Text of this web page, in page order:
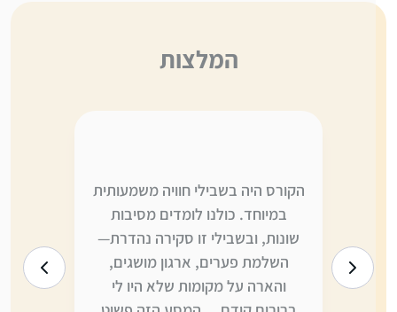
המלצות
הקורס היה בשבילי חוויה משמעותית
במיוחד. כולנו לומדים מסיבות
שונות, ובשבילי זו סקירה נהדרת—
השלמת פערים, ארגון מושגים,
והארה על מקומות שלא היו לי